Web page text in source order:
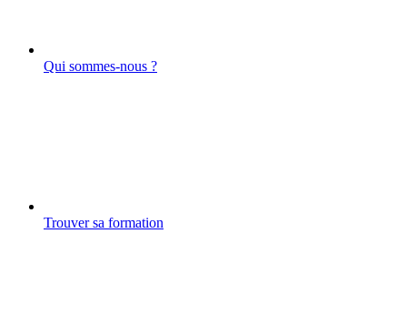
Qui sommes-nous ?
Trouver sa formation